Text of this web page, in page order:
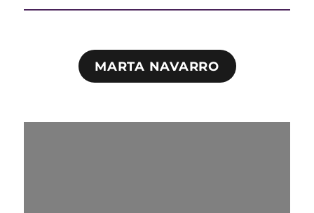
MARTA NAVARRO